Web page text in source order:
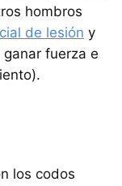
hombros
de lesión y
fuerza e
los codos